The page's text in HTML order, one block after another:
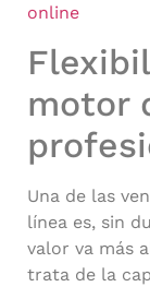
online
motor
Una de las
línea es, sin
valor va más
trata de la